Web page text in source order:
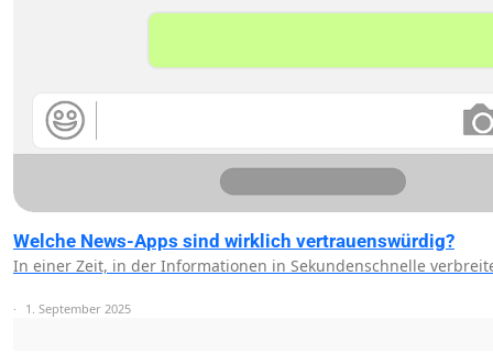
Welche News-Apps sind wirklich vertrauenswürdig?
In einer Zeit, in der Informationen in Sekundenschnelle
1. September 2025